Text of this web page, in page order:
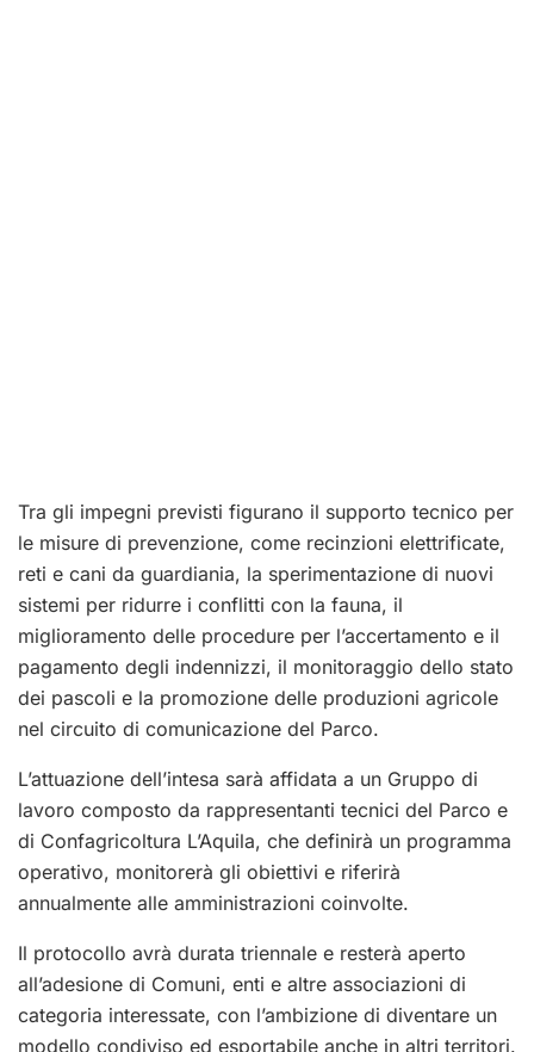
Tra gli impegni previsti figurano il supporto tecnico per
le misure di prevenzione, come recinzioni elettrificate,
reti e cani da guardiania, la sperimentazione di nuovi
sistemi per ridurre i conflitti con la fauna, il
miglioramento delle procedure per l’accertamento e il
pagamento degli indennizzi, il monitoraggio dello stato
dei pascoli e la promozione delle produzioni agricole
nel circuito di comunicazione del Parco.
L’attuazione dell’intesa sarà affidata a un Gruppo di
lavoro composto da rappresentanti tecnici del Parco e
di Confagricoltura L’Aquila, che definirà un programma
operativo, monitorerà gli obiettivi e riferirà
annualmente alle amministrazioni coinvolte.
Il protocollo avrà durata triennale e resterà aperto
all’adesione di Comuni, enti e altre associazioni di
categoria interessate, con l’ambizione di diventare un
modello condiviso ed esportabile anche in altri territori.